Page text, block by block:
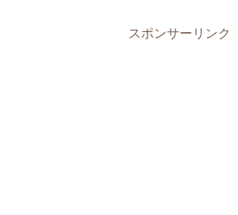
スポンサーリンク